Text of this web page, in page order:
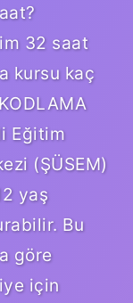
32 saat
kursu kaç
Eğitim
(ŞÜSEM)
yaş
Bu
göre
için